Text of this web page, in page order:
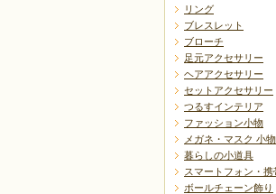
リング
ブレスレット
ブローチ
足元アクセサリー
ヘアアクセサリー
セットアクセサリー
つるすインテリア
ファッション小物
メガネ・マスク 小物
暮らしの小道具
スマートフォン・携
ボールチェーン飾り